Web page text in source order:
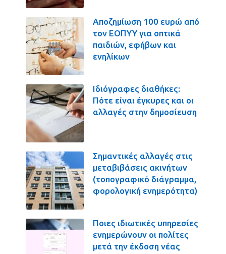
Αποζημίωση 100 ευρώ από
τον ΕΟΠΥΥ για οπτικά
παιδιών, εφήβων και
ενηλίκων
Ιδιόγραφες διαθήκες:
Πότε είναι έγκυρες και οι
αλλαγές στην δημοσίευση
Σημαντικές αλλαγές στις
μεταβιβάσεις ακινήτων
(τοπογραφικό διάγραμμα,
φορολογική ενημερότητα)
Ποιες ιδιωτικές υπηρεσίες
ενημερώνουν οι πολίτες
μετά την έκδοση νέας